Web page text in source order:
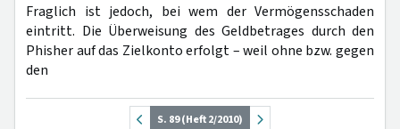
Fraglich ist jedoch, bei wem der Vermögensschaden
eintritt. Die Überweisung des Geldbetrages durch den
Phisher auf das Zielkonto erfolgt – weil ohne bzw. gegen
den
S. 89 (Heft 2/2010)